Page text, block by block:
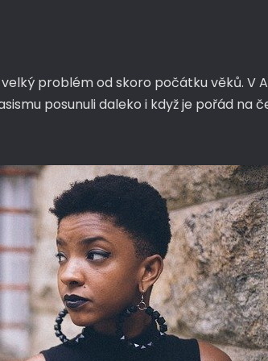
problém od skoro počátku věků. V
posunuli daleko i když je pořád